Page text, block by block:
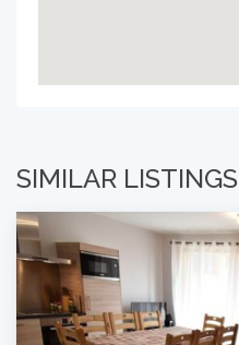
SIMILAR LISTINGS